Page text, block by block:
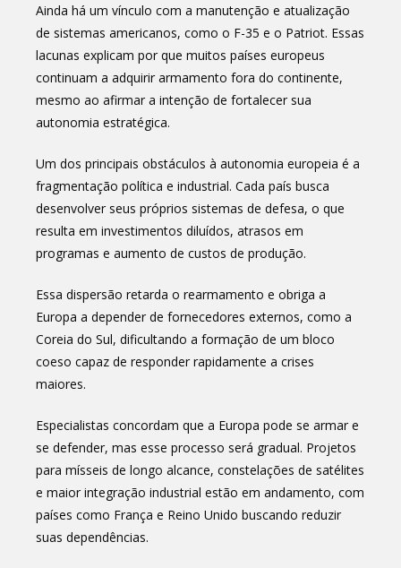
Ainda há um vínculo com a manutenção e atualização
de sistemas americanos, como o F-35 e o Patriot. Essas
lacunas explicam por que muitos países europeus
continuam a adquirir armamento fora do continente,
mesmo ao afirmar a intenção de fortalecer sua
autonomia estratégica.
Um dos principais obstáculos à autonomia europeia é a
fragmentação política e industrial. Cada país busca
desenvolver seus próprios sistemas de defesa, o que
resulta em investimentos diluídos, atrasos em
programas e aumento de custos de produção.
Essa dispersão retarda o rearmamento e obriga a
Europa a depender de fornecedores externos, como a
Coreia do Sul, dificultando a formação de um bloco
coeso capaz de responder rapidamente a crises
maiores.
Especialistas concordam que a Europa pode se armar e
se defender, mas esse processo será gradual. Projetos
para mísseis de longo alcance, constelações de satélites
e maior integração industrial estão em andamento, com
países como França e Reino Unido buscando reduzir
suas dependências.